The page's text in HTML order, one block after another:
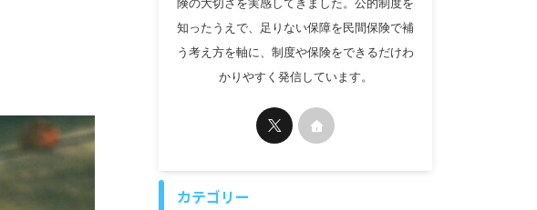
険の大切さを実感してきました。公的制度を
知ったうえで、足りない保障を民間保険で補
う考え方を軸に、制度や保険をできるだけわ
かりやすく発信しています。
カテゴリー